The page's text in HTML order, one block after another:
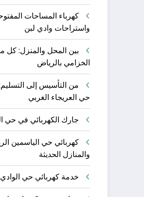
كهرباء المساحات
واستراحات وادي لبن
بين المحل والمنزل: كل
الخزامي بالرياض
من التأسيس إلى
حي العريجاء الغربي
جارك الكهربائي في حي
كهربائي حي الياسمين
والمنازل الحديثة
خدمة كهربائي حي الوادي